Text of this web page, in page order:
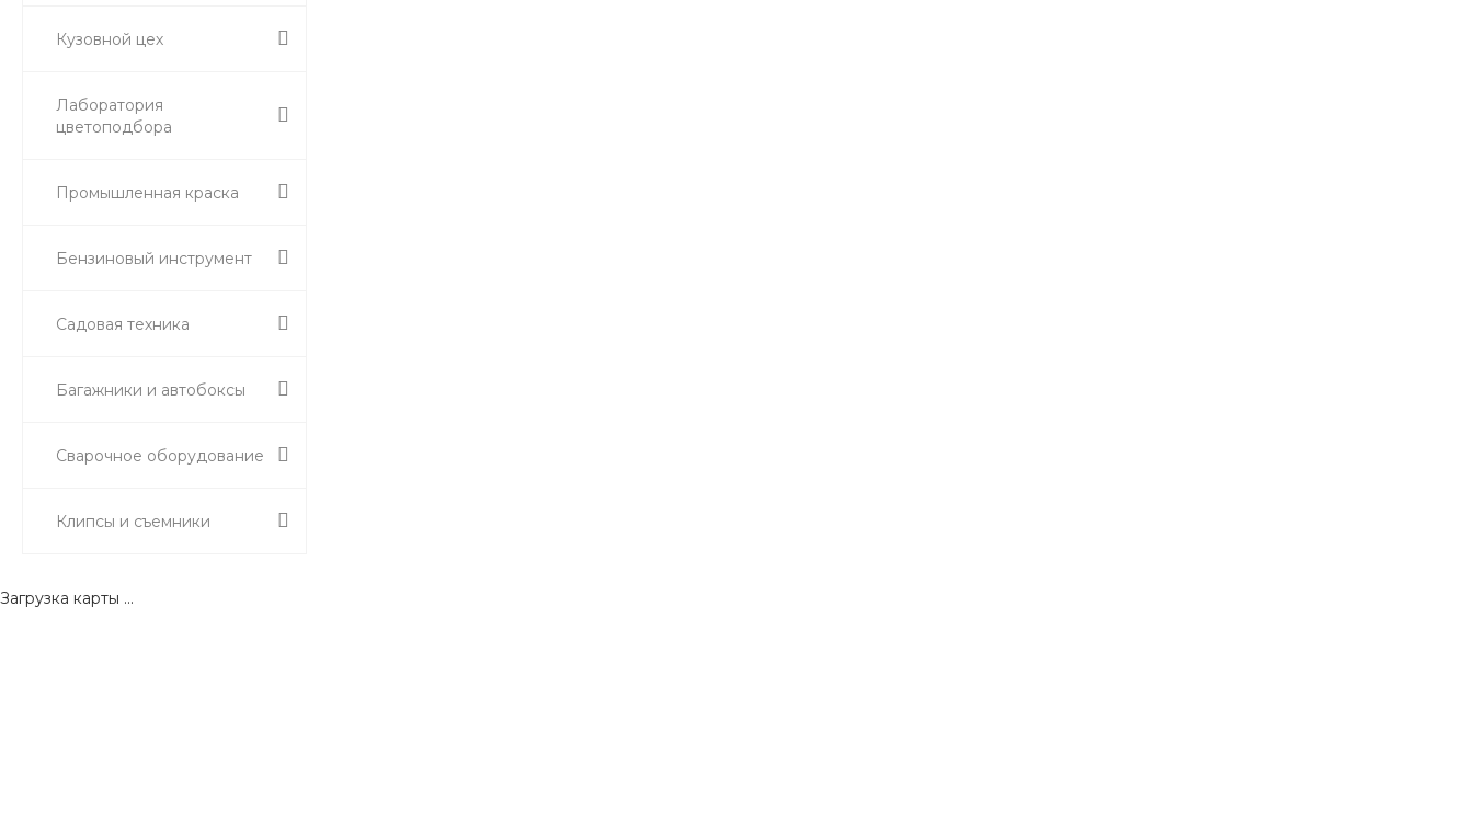
Кузовной цех
Лаборатория
цветоподбора
Промышленная краска
Бензиновый инструмент
Садовая техника
Багажники и автобоксы
Сварочное оборудование
Клипсы и съемники
Загрузка карты ...